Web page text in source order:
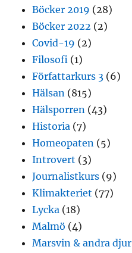
Böcker 2019 (28)
Böcker 2022 (2)
Covid-19 (2)
Filosofi (1)
Författarkurs 3 (6)
Hälsan (815)
Hälsporren (43)
Historia (7)
Homeopaten (5)
Introvert (3)
Journalistkurs (9)
Klimakteriet (77)
Lycka (18)
Malmö (4)
Marsvin & andra djur